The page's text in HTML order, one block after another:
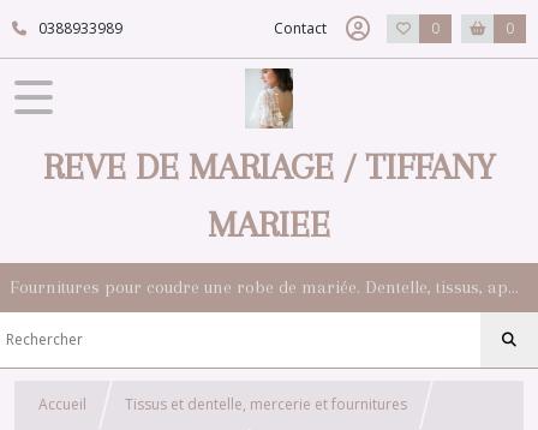
0388933989 Contact 0 0
REVE DE MARIAGE / TIFFANY
MARIEE
Fournitures pour coudre une robe de mariée. Dentelle, tissus, appliqués, galons, boutons. Robes et accessoires pour la mariée.
Accueil Tissus et dentelle, mercerie et fournitures